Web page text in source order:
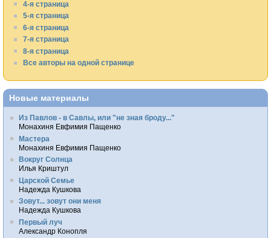
4-я страница
5-я страница
6-я страница
7-я страница
8-я страница
Все авторы на одной странице
Новые материалы
Из Павлов - в Савлы, или "не зная броду..."
Монахиня Евфимия Пащенко
Мастера
Монахиня Евфимия Пащенко
Вокруг Солнца
Илья Криштул
Царской Семье
Надежда Кушкова
Зовут... зовут они меня
Надежда Кушкова
Первый луч
Александр Конопля